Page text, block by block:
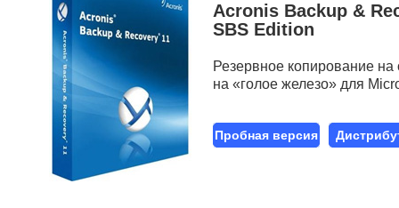
Acronis Backup &
SBS Edition
Резервное копирование
на «голое железо» для
Пробная версия